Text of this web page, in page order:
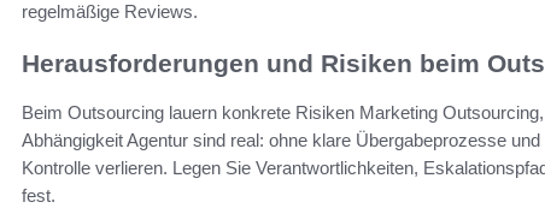
regelmäßige Reviews.
Herausforderungen und Risiken beim
Beim Outsourcing lauern konkrete Risiken Marketing
Abhängigkeit Agentur sind real: ohne klare Übergabeprozesse
Kontrolle verlieren. Legen Sie Verantwortlichkeiten,
fest.